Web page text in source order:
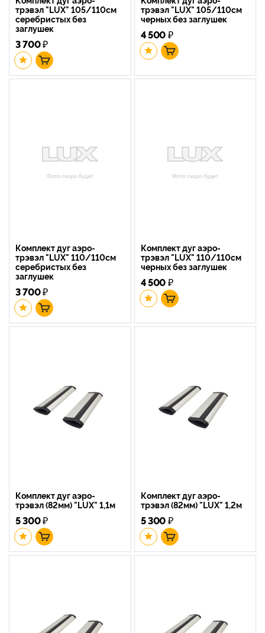
трэвэл "LUX" 105/110см
серебристых без
заглушек
3 700₽
трэвэл "LUX" 105/110см
черных без заглушек
4 500₽
Комплект дуг аэро-
трэвэл "LUX" 110/110см
серебристых без
заглушек
3 700₽
Комплект дуг аэро-
трэвэл "LUX" 110/110см
черных без заглушек
4 500₽
Комплект дуг аэро-
трэвэл (82мм) "LUX" 1,1м
5 300₽
Комплект дуг аэро-
трэвэл (82мм) "LUX" 1,2м
5 300₽